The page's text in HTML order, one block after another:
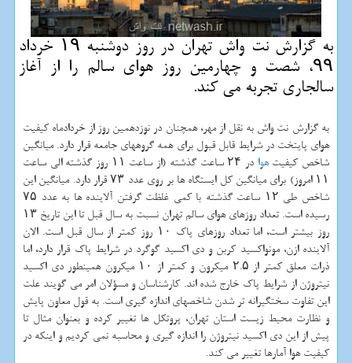
به گزارش نت واش تهران در روز دوشنبه ۱۹ خرداد
۹۹، شصت و چهارمین روز هوای سالم را از آغاز
سالجاری تجربه می كند.
به گزارش نت واش به نقل از مهر، همچنان در نوزدهمین روز از خردادماه کیفیت
هوای پایتخت در شرایط قابل قبول برای همه گروههای جامعه قرار دارد. میانگین
شاخص کیفیتهوا
در ۲۴ ساعت گذشته (از ساعت ۱۱ روز گذشته الی ساعت
۱۱ امروز) برای میانگین کل ایستگاه ها بر روی عدد ۷۳ قرار دارد. میانگین این
شاخص طی ۱۲ ساعت گذشته با کمی غلظت گرفتن آلاینده ها به عدد ۷۵
رسیده است. تعداد روزهای هوای سالم تهران نسبت به سال قبل تا این تاریخ ۱۳
روز بیشتر است، اما تعداد روزهای پاک ۱۰ روز کمتر از سال قبل است. الان
آلاینده ازن، مونواکسید کربن و دی اکسید گوگرد در شرایط پاک قرار دارد، اما
ذرات معلق کمتر از ۲.۵ میکرون و کمتر از ۱۰ میکرون همینطور دی اکسید
نیتروژن از شرایط پاک خارج شده اند. کارشناسان و مسؤلان امر می گویند علت
این تفاوت سختگیرانه تر شدن شاخصهای اندازه گیری است. به قول معاون پایش
و نظارت محیط زیست استان تهران، پروتکل ها تغییر کرده و بعنوان مثال تا
پیش از این دی اکسید نیتروژن را اندازه گیری و محاسبه نمی کردیم و اینکه در
کیفیت هوا آمارها تغییر می کند.